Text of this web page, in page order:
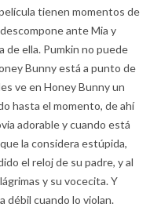
tienen momentos de
ante Mia y
de ella. Pumkin no puede
Bunny está a punto de
ve en Honey Bunny un
hasta el momento, de ahí
adorable y cuando está
la considera estúpida,
el reloj de su padre, y al
y su vocecita. Y
débil cuando lo violan.